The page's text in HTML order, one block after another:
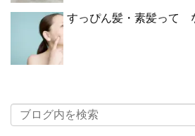
すっぴん髪・素髪って